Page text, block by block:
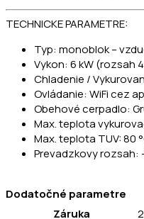
TECHNICKE PARAMETRE:
Typ: monoblok –
Vykon: 6 kW (rozsah
Chladenie /
Ovládanie: WiFi cez
Obehové cerpadlo:
Max. teplota
Max. teplota TUV: 80
Prevadzkovy rozsah:
Dodatočné parametre
Záruka